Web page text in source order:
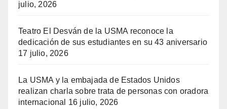
julio, 2026
Teatro El Desván de la USMA reconoce la
dedicación de sus estudiantes en su 43 aniversario
17 julio, 2026
La USMA y la embajada de Estados Unidos
realizan charla sobre trata de personas con oradora
internacional
16 julio, 2026